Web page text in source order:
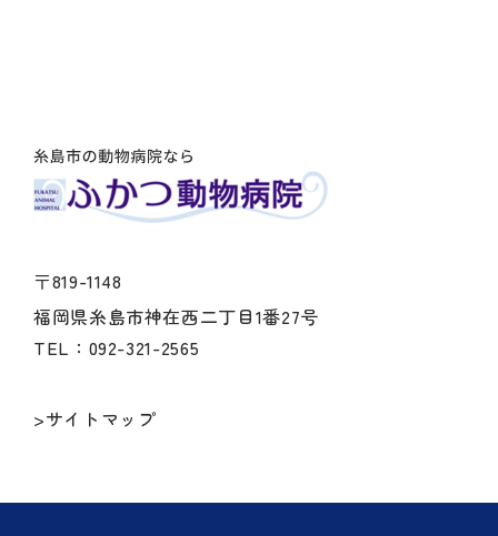
〒819-1148
福岡県糸島市神在西二丁目1番27号
TEL：092-321-2565
>サイトマップ